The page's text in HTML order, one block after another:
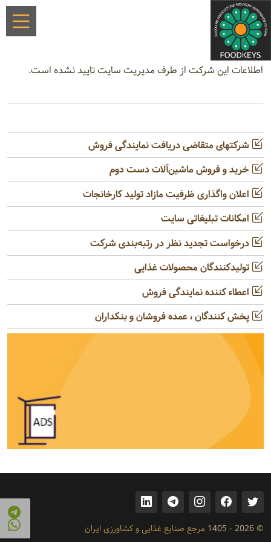
اطلاعات این شرکت از طرف مدیریت سایت تایید نشده است.
شرکتهای متقاضی دریافت نمایندگی فروش
خرید و فروش ماشین‌آلات دست دوم
اعلان واگذاری ظرفیت مازاد تولید کارخانجات
امکانات تبلیغاتی سایت
درخواست تجدید نظر در رتبه‌بندی شرکت
تولیدکنندگان محصولات غذایی
اعطاء کننده نمایندگی فروش
پخش کنندگان ، عمده فروشان و بنکداران
© 2026 - 1405 مرجع صنایع غذایی و کشاورزی ایران